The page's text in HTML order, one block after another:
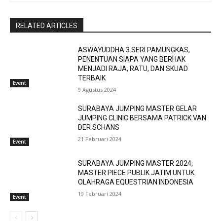
RELATED ARTICLES
Event
ASWAYUDDHA 3 SERI PAMUNGKAS,
PENENTUAN SIAPA YANG BERHAK
MENJADI RAJA, RATU, DAN SKUAD
TERBAIK
9 Agustus 2024
Event
SURABAYA JUMPING MASTER GELAR
JUMPING CLINIC BERSAMA PATRICK VAN
DER SCHANS
21 Februari 2024
Event
SURABAYA JUMPING MASTER 2024,
MASTER PIECE PUBLIK JATIM UNTUK
OLAHRAGA EQUESTRIAN INDONESIA
19 Februari 2024